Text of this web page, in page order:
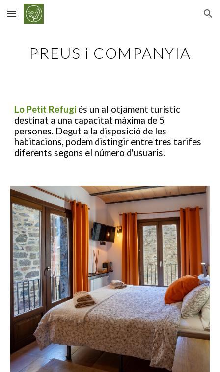
Skip to main content Skip to navigation
PREUS i COMPANYIA
Lo Petit Refugi és un allotjament turístic
destinat a una capacitat màxima de 5
persones. Degut a la disposició de les
habitacions, podem distingir entre tres tarifes
diferents segons el número d'usuaris.